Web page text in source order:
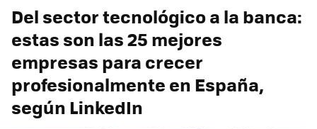
Del sector tecnológico a la banca:
estas son las 25 mejores
empresas para crecer
profesionalmente en España,
según LinkedIn